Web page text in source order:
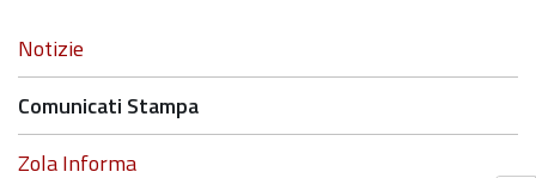
Navigazione
Notizie
Comunicati Stampa
Zola Informa